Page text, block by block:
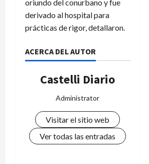
oriundo del conurbano y fue
derivado al hospital para
prácticas de rigor, detallaron.
ACERCA DEL AUTOR
Castelli Diario
Administrator
Visitar el sitio web
Ver todas las entradas